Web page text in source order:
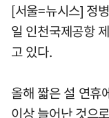
[서울=뉴시스] 정
일 인천국제공항
고 있다.
올해 짧은 설 연휴
이상 늘어난 것으